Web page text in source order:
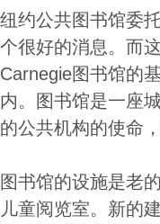
纽约公共图书馆委
个很好的消息。而
Carnegie图书馆的
内。图书馆是一座
的公共机构的使命
图书馆的设施是老
儿童阅览室。新的